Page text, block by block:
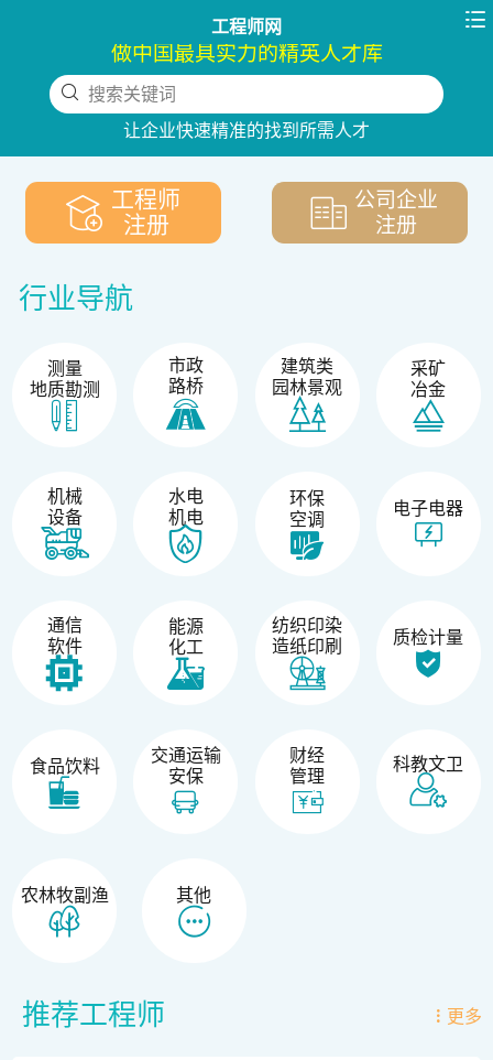
工程师网 
做中国最具实力的精英人才库
搜索关键词
让企业快速精准的找到所需人才
下拉刷新
工程师
注册
公司企业
注册
行业导航
测量
地质勘测
市政
路桥
建筑类
园林景观
采矿
冶金
机械
设备
水电
机电
环保
空调
电子电器
通信
软件
能源
化工
纺织印染
造纸印刷
质检计量
食品饮料
交通运输
安保
财经
管理
科教文卫
农林牧副渔 其他
推荐工程师 更多